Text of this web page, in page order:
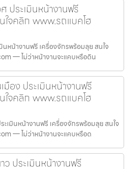
ศ ประเมินหน้างานฟรี
จคลิก www.รถแบคโฮ
มินหน้างานฟรี เครื่องจักรพร้อมลุย สนใจ
— ไม่ว่าหน้างานจะแคบหรือดิน
อง ประเมินหน้างานฟรี
จคลิก www.รถแบคโฮ
เมินหน้างานฟรี เครื่องจักรพร้อมลุย สนใจ
— ไม่ว่าหน้างานจะแคบหรือด
ว ประเมินหน้างานฟรี